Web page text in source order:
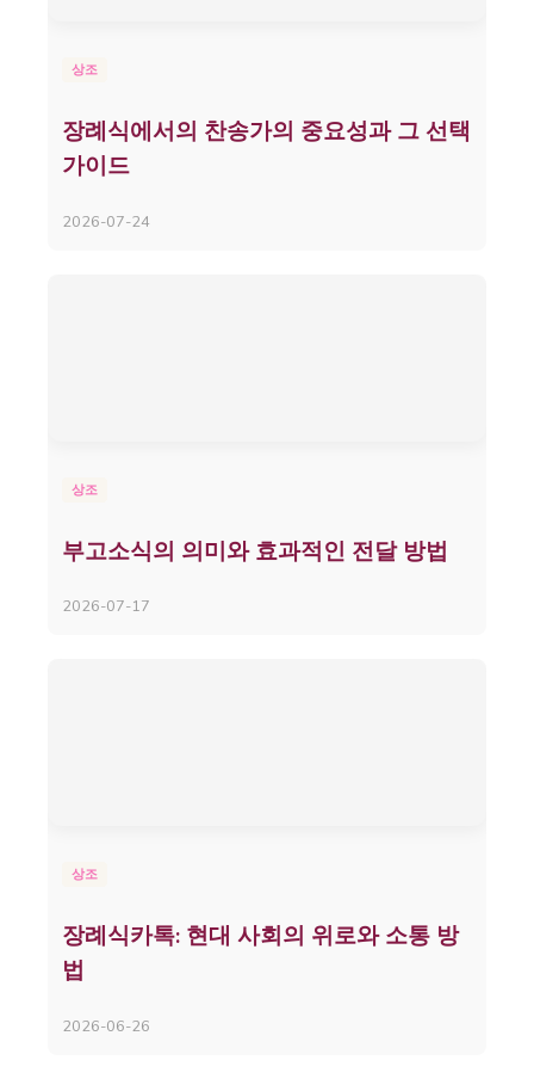
상조
장례식에서의 찬송가의 중요성과 그 선택
가이드
2026-07-24
상조
부고소식의 의미와 효과적인 전달 방법
2026-07-17
상조
장례식카톡: 현대 사회의 위로와 소통 방
법
2026-06-26